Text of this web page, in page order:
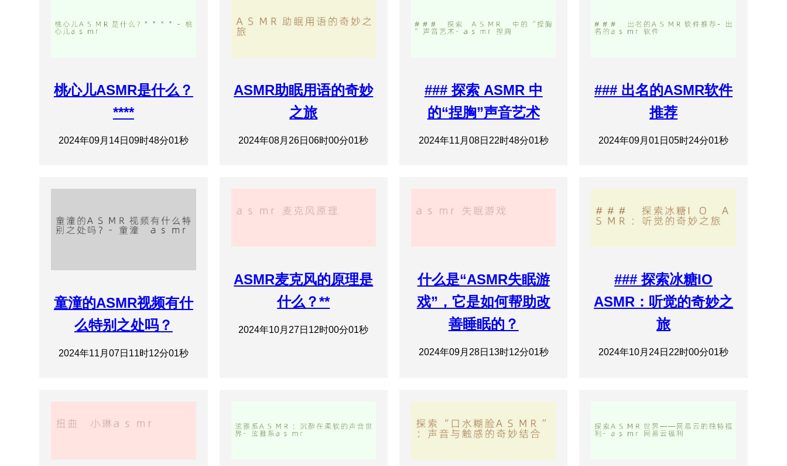
桃心儿ASMR是什么？
****
2024年09月14日09时48分01秒
ASMR助眠用语的奇妙
之旅
2024年08月26日06时00分01秒
### 探索 ASMR 中
的“捏胸”声音艺术
2024年11月08日22时48分01秒
### 出名的ASMR软件
推荐
2024年09月01日05时24分01秒
童潼的ASMR视频有什
么特别之处吗？
2024年11月07日11时12分01秒
ASMR麦克风的原理是
什么？**
2024年10月27日12时00分01秒
什么是“ASMR失眠游
戏”，它是如何帮助改
善睡眠的？
2024年09月28日13时12分01秒
### 探索冰糖IO
ASMR：听觉的奇妙之
旅
2024年10月24日22时00分01秒